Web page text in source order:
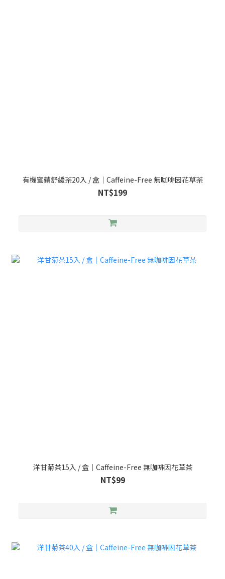
有機蜜蘋舒緩茶20入 / 盒｜Caffeine-Free 無咖啡因花草茶
NT$199
洋甘菊茶15入 / 盒｜Caffeine-Free 無咖啡因花草茶
NT$99